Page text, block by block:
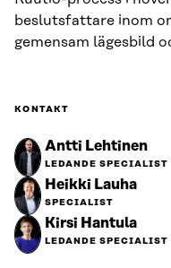
beslutsfattare inom
gemensam lägesbild
KONTAKT
Antti Lehtinen
LEDANDE SPECIALIST
Heikki Lauha
SPECIALIST
Kirsi Hantula
LEDANDE SPECIALIST